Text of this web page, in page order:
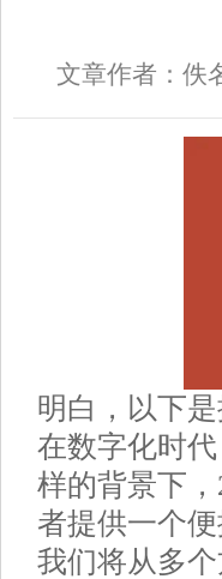
文章作者：佚
明白，以下
在数字化时
样的背景下
者提供一个
我们将从多